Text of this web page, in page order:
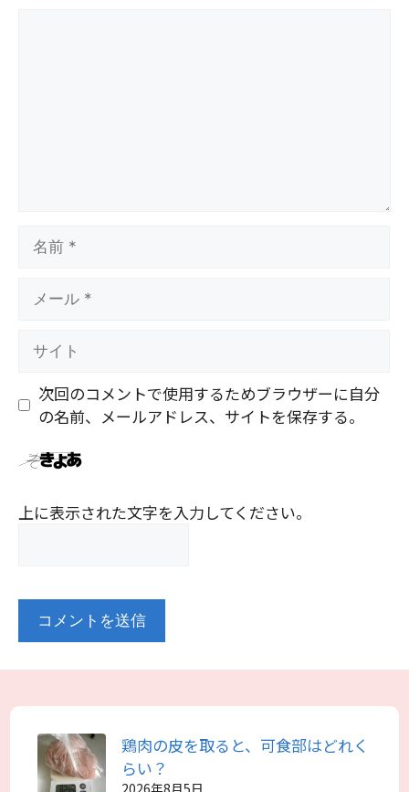
次回のコメントで使用するためブラウザーに自分
の名前、メールアドレス、サイトを保存する。
上に表示された文字を入力してください。
鶏肉の皮を取ると、可食部はどれく
らい？
2026年8月5日